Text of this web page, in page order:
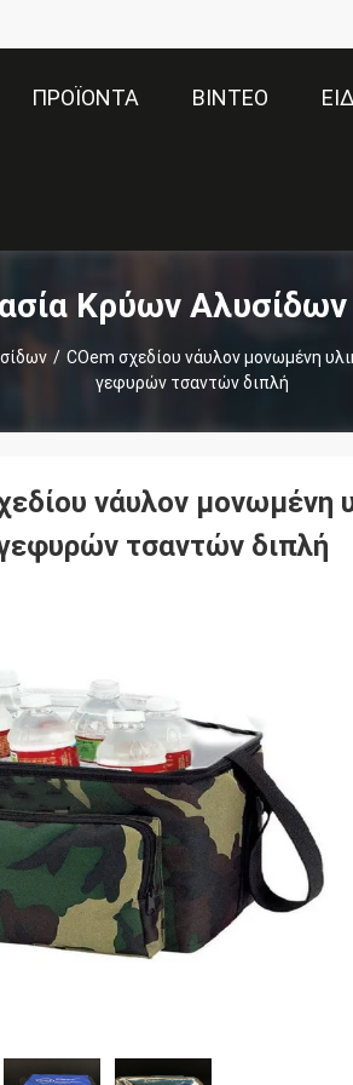
ΠΡΟΪΌΝΤΑ ΒΊΝΤΕΟ
Κρύων Αλυσίδων
/ COem σχεδίου νάυλον μονωμένη
γεφυρών τσαντών διπλή
νάυλον μονωμένη
τσαντών διπλή